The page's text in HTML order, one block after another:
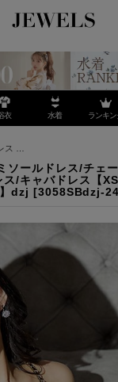
衣 水着 ランキン
ス
ソールドレス/チェ
ス/キャバドレス【
dzj [3058SBdzj-